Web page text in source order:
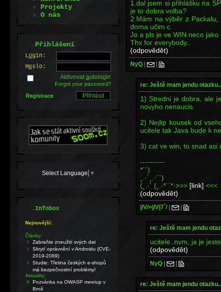
1.dal jsem si přihlášku na
je to dobra volba?
2.Mám na výběr z
doma učim c.
Jo a pls je ve WIN neco jako
Thx for everybody..
(odpovědět)
NyQ | |
re: Ještě mam jendu otazku..
1) Stredni je dobra, ale
novyho nenaucis.
2) Nejlip kousek od
ucitele tak Java bude k
3) cat ve win, to snad asi
----------
*´¨)
¸.·´¸.·´¨)
(¸.·´ (¸.·*´`*·>>> [link] <<<
(odpovědět)
|/V/=|/V|7`/| |
re: Ještě mam jendu
ucitele..nvm, ja je
(odpovědět)
NyQ | |
re: Ještě mam jendu otazku..
Projekty
O nás
.Přihlášení
Login:
Heslo:
Aktivovatautologin
Forgot your password?
Registrace
Select Language ▼
.Infobox
Nejnovější:
Články:
Zabraňte zneužití svých dat
Skrytí oprávnění v Androidu (CVE-
2019-2089)
Studie: Třetina českých e-shopů
má bezpečnostní problémy!
Aktuality:
Pozvánka na OWASP meetup v
Brně